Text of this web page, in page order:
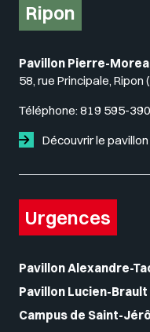
Ripon
Pavillon Pierre-
58, rue Principale,
Téléphone: 819 595-
Découvrir le
Urgences
Pavillon Alexandre-
Pavillon Lucien-Brault
Campus de Saint-